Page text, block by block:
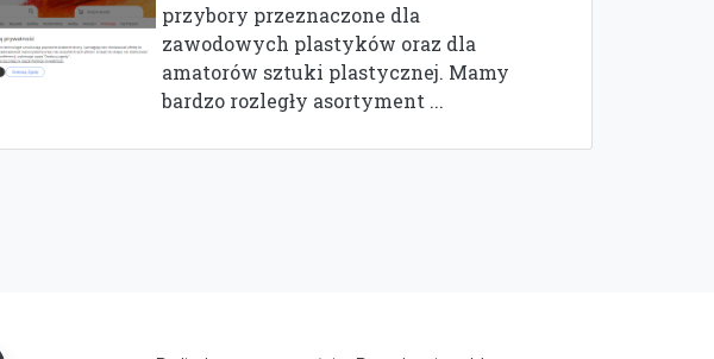
przybory przeznaczone dla
zawodowych plastyków oraz dla
amatorów sztuki plastycznej. Mamy
bardzo rozległy asortyment ...